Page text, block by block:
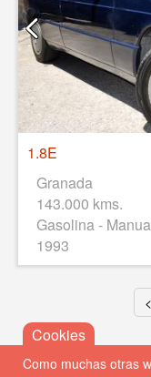
1.8E
Granada
143.000 kms.
Gasolina -
1993
<
Como muchas otras